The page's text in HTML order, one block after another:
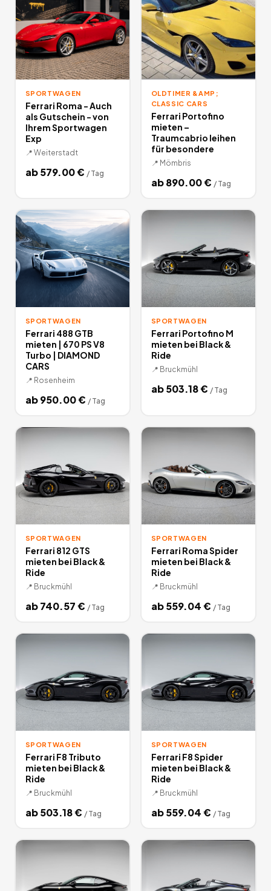
SPORTWAGEN
Ferrari Roma - Auch
als Gutschein - von
Ihrem Sportwagen
Exp
📍 Weiterstadt
ab579.00€ / Tag
OLDTIMER &AMP;
CLASSIC CARS
Ferrari Portofino
mieten –
Traumcabrio leihen
für besondere
📍 Mömbris
ab890.00€ / Tag
SPORTWAGEN
Ferrari 488 GTB
mieten | 670 PS V8
Turbo | DIAMOND
CARS
📍 Rosenheim
ab950.00€ / Tag
SPORTWAGEN
Ferrari Portofino M
mieten bei Black &
Ride
📍 Bruckmühl
ab503.18€ / Tag
SPORTWAGEN
Ferrari 812 GTS
mieten bei Black &
Ride
📍 Bruckmühl
ab740.57€ / Tag
SPORTWAGEN
Ferrari Roma Spider
mieten bei Black &
Ride
📍 Bruckmühl
ab559.04€ / Tag
SPORTWAGEN
Ferrari F8 Tributo
mieten bei Black &
Ride
📍 Bruckmühl
ab503.18€ / Tag
SPORTWAGEN
Ferrari F8 Spider
mieten bei Black &
Ride
📍 Bruckmühl
ab559.04€ / Tag